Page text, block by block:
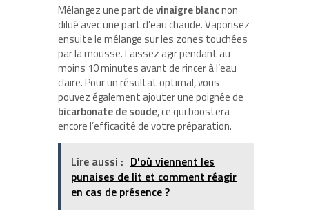
Mélangez une part devinaigre blancnon
dilué avec une part d’eau chaude. Vaporisez
ensuite le mélange sur les zones touchées
par la mousse. Laissez agir pendant au
moins 10 minutes avant de rincer à l’eau
claire. Pour un résultat optimal, vous
pouvez également ajouter une poignée de
bicarbonate de soude, ce qui boostera
encore l’efficacité de votre préparation.
Lire aussi : D'où viennent les
punaises de lit et comment réagir
en cas de présence ?